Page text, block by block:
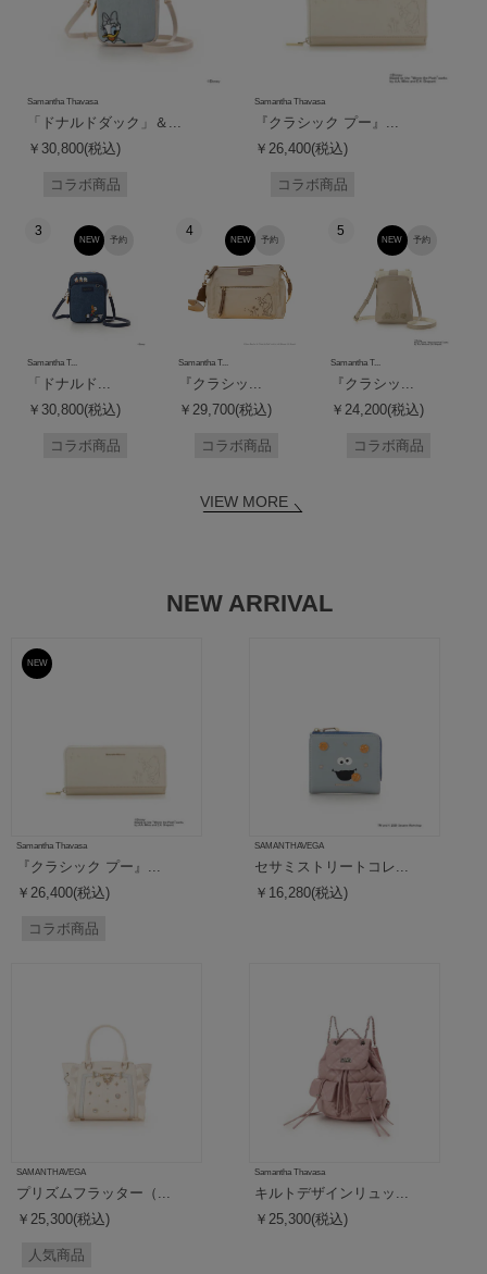
Samantha Thavasa
「ドナルドダック」＆...
￥30,800(税込)
コラボ商品
Samantha Thavasa
『クラシック プー』...
￥26,400(税込)
コラボ商品
3
予約
NEW
Samantha T...
「ドナルド...
￥30,800(税込)
コラボ商品
4
予約
NEW
Samantha T...
『クラシッ...
￥29,700(税込)
コラボ商品
5
予約
NEW
Samantha T...
『クラシッ...
￥24,200(税込)
コラボ商品
VIEW MORE
NEW ARRIVAL
予約
NEW
Samantha Thavasa
『クラシック プー』...
￥26,400(税込)
コラボ商品
SAMANTHAVEGA
セサミストリートコレ...
￥16,280(税込)
SAMANTHAVEGA
プリズムフラッター（...
￥25,300(税込)
人気商品
Samantha Thavasa
キルトデザインリュッ...
￥25,300(税込)